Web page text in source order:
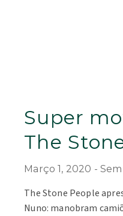
Super
The
Março 1, 2020
The Stone People
Nuno: manobram